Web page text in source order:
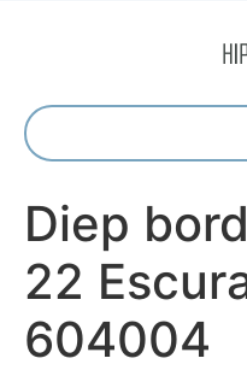
Diep
22
604004